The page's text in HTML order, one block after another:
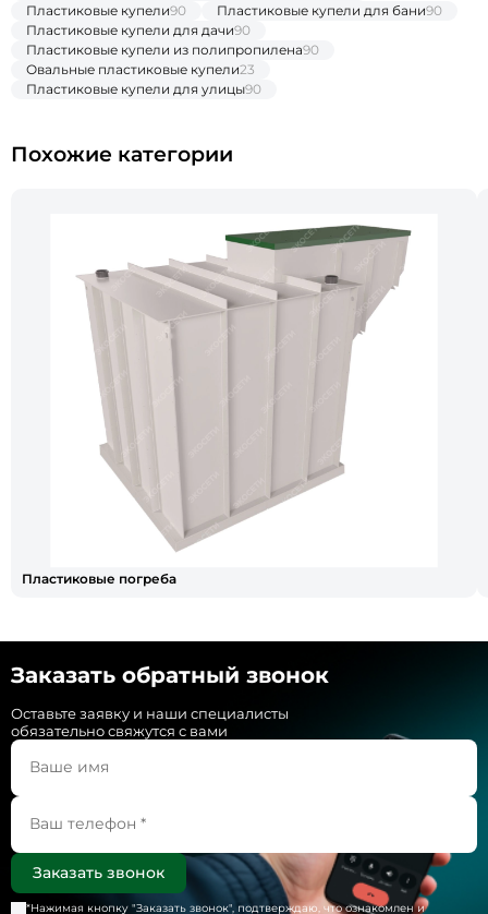
Пластиковые купели90 Пластиковые купели для бани90
Пластиковые купели для дачи90
Пластиковые купели из полипропилена90
Овальные пластиковые купели23
Пластиковые купели для улицы90
Похожие категории
Пластиковые погреба
Заказать обратный звонок
Оставьте заявку и наши специалисты
обязательно свяжутся с вами
*Нажимая кнопку "Заказать звонок", подтверждаю, что ознакомлен и